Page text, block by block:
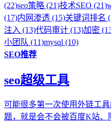
(22)seo策略 (21)技术SEO (21)
(17)内网渗透 (15)关键词排名
注入 (13)代码审计 (13)加密
小团队 (11)mysql (10)
SEO推荐
seo超级工具
可能很多第一次使用外链工
题，就是会不会被百度K站